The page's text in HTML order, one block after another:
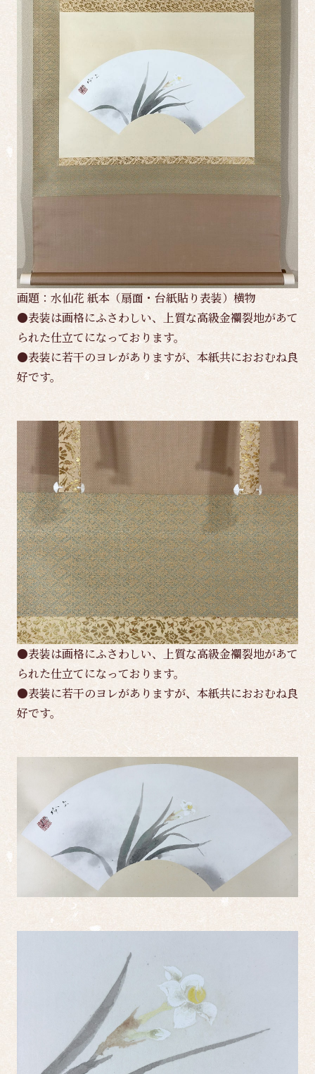
画題：水仙花 紙本（扇面・台紙貼り表装）横物
●表装は画格にふさわしい、上質な高級金襴裂地があて
られた仕立てになっております。
●表装に若干のヨレがありますが、本紙共におおむね良
好です。
●表装は画格にふさわしい、上質な高級金襴裂地があて
られた仕立てになっております。
●表装に若干のヨレがありますが、本紙共におおむね良
好です。